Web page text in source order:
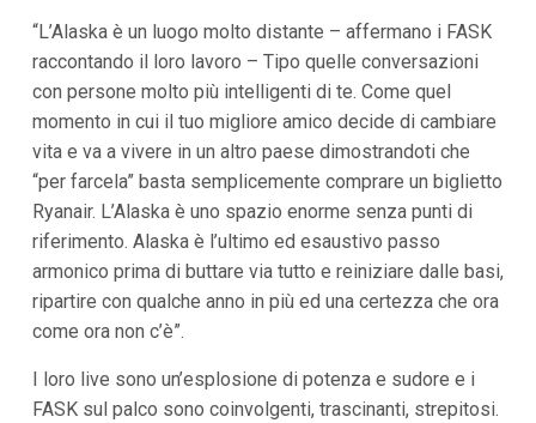
a
e
V
i
i
n
o
n
o
“L’Alaska è un luogo molto distante – affermano i FASK
raccontando il loro lavoro – Tipo quelle conversazioni
con persone molto più intelligenti di te. Come quel
momento in cui il tuo migliore amico decide di cambiare
vita e va a vivere in un altro paese dimostrandoti che
“per farcela” basta semplicemente comprare un biglietto
Ryanair. L’Alaska è uno spazio enorme senza punti di
riferimento. Alaska è l’ultimo ed esaustivo passo
armonico prima di buttare via tutto e reiniziare dalle basi,
ripartire con qualche anno in più ed una certezza che ora
come ora non c’è”.
I loro live sono un’esplosione di potenza e sudore e i
FASK sul palco sono coinvolgenti, trascinanti, strepitosi.